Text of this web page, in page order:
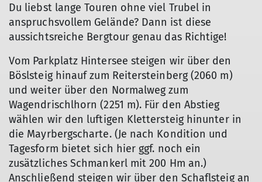
Du liebst lange Touren ohne viel Trubel in
anspruchsvollem Gelände? Dann ist diese
aussichtsreiche Bergtour genau das Richtige!
Vom Parkplatz Hintersee steigen wir über den
Böslsteig hinauf zum Reitersteinberg (2060 m)
und weiter über den Normalweg zum
Wagendrischlhorn (2251 m). Für den Abstieg
wählen wir den luftigen Klettersteig hinunter in
die Mayrbergscharte. (Je nach Kondition und
Tagesform bietet sich hier ggf. noch ein
zusätzliches Schmankerl mit 200 Hm an.)
Anschließend steigen wir über den Schaflsteig an